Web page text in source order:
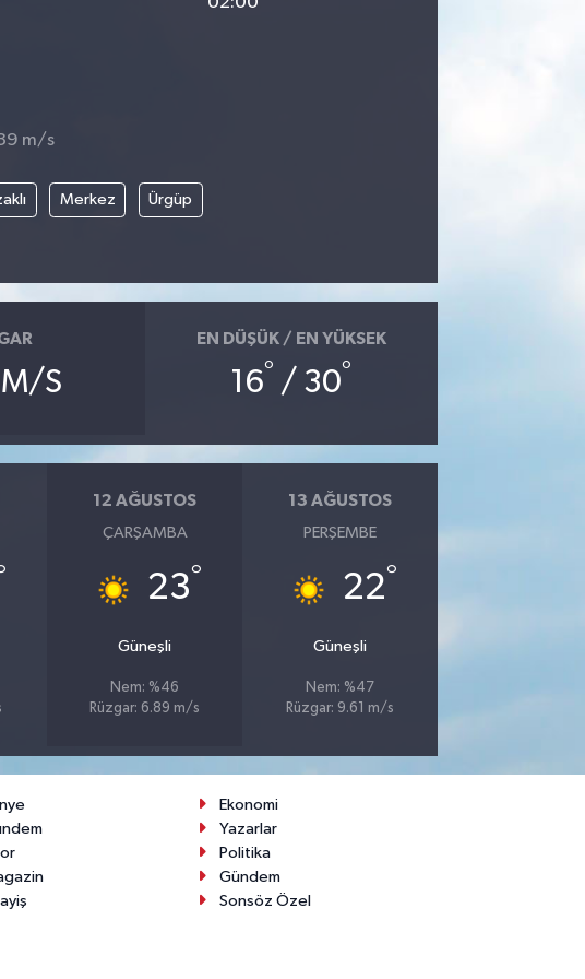
m/s
Merkez Ürgüp
S
EN DÜŞÜK / EN YÜKSEK
16° / 30°
12 AĞUSTOS
ÇARŞAMBA
23°
Güneşli
Nem: %46
Rüzgar: 6.89 m/s
13 AĞUSTOS
PERŞEMBE
22°
Güneşli
Nem: %47
Rüzgar: 9.61 m/s
Ekonomi
Yazarlar
Politika
Gündem
Sonsöz Özel